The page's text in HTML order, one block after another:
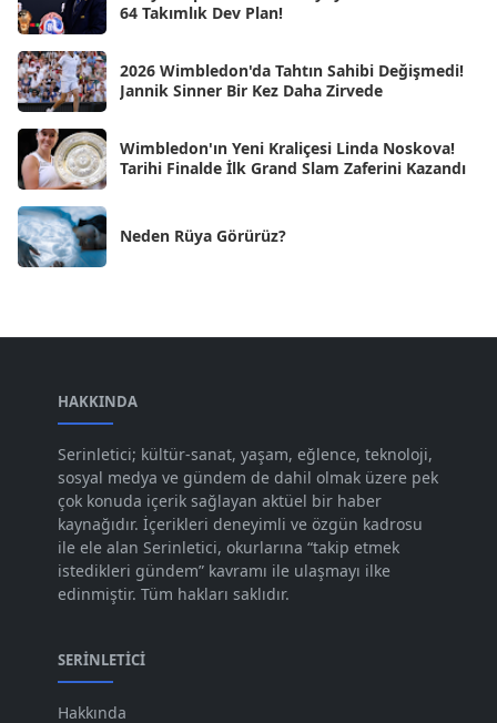
Eyl 2024
Ağu 2024 [10]
Tem 2024
Haz 2024 [30]
Nis 2024 [59]
Ara 2023 [101]
Kas 2023
Eki 2023 [73]
Eyl 2023 [73]
Ağu 2023 [74]
Tem 2023 [76]
Haz 2023
May 2023
64 Takımlık Dev Plan!
2026 Wimbledon'da Tahtın Sahibi Değişmedi!
Jannik Sinner Bir Kez Daha Zirvede
Wimbledon'ın Yeni Kraliçesi Linda Noskova!
Tarihi Finalde İlk Grand Slam Zaferini Kazandı
Neden Rüya Görürüz?
HAKKINDA
Serinletici; kültür-sanat, yaşam, eğlence, teknoloji,
sosyal medya ve gündem de dahil olmak üzere pek
çok konuda içerik sağlayan aktüel bir haber
kaynağıdır. İçerikleri deneyimli ve özgün kadrosu
ile ele alan Serinletici, okurlarına “takip etmek
istedikleri gündem” kavramı ile ulaşmayı ilke
edinmiştir. Tüm hakları saklıdır.
SERINLETICI
Hakkında